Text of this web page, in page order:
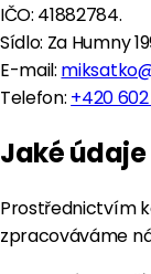
IČO: 41882784.
Sídlo: Za Humny
E-mail:
Telefon: +420
Jaké
Prostřednictvím
zpracováváme